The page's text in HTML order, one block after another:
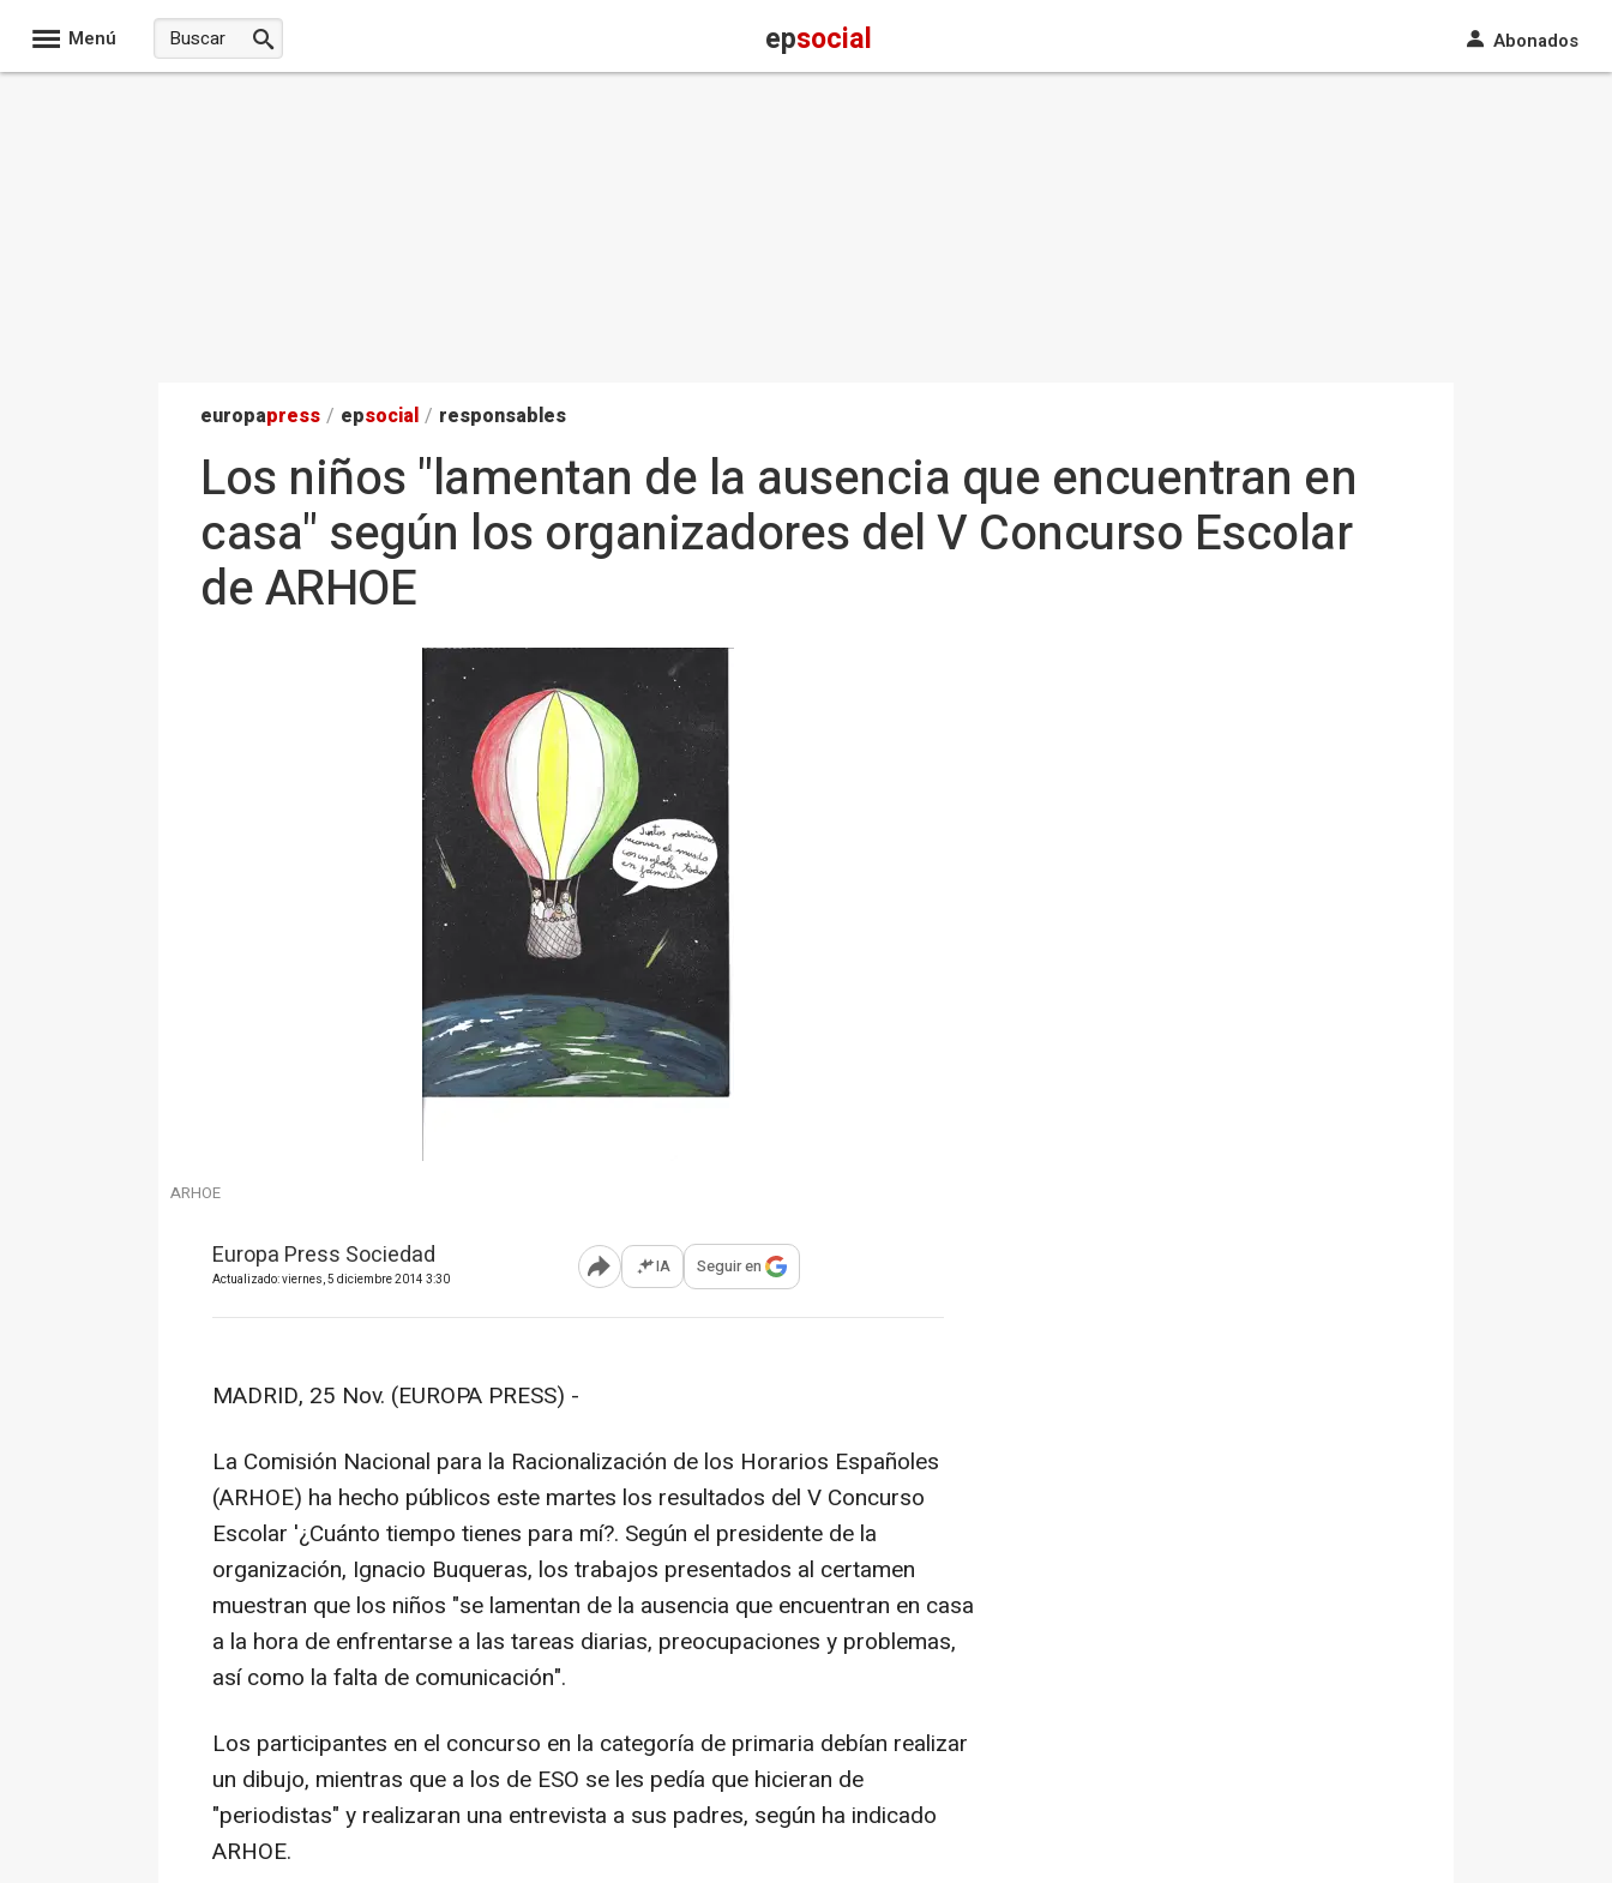
Menú epsocial Abonados
europapress / epsocial / responsables
Los niños "lamentan de la ausencia que encuentran en
casa" según los organizadores del V Concurso Escolar
de ARHOE
ARHOE
Europa Press Sociedad
Actualizado: viernes, 5 diciembre 2014 3:30 Abrir opciones para compartir
IA Seguir en
MADRID, 25 Nov. (EUROPA PRESS) -
La Comisión Nacional para la Racionalización de los Horarios Españoles
(ARHOE) ha hecho públicos este martes los resultados del V Concurso
Escolar '¿Cuánto tiempo tienes para mí?. Según el presidente de la
organización, Ignacio Buqueras, los trabajos presentados al certamen
muestran que los niños "se lamentan de la ausencia que encuentran en casa
a la hora de enfrentarse a las tareas diarias, preocupaciones y problemas,
así como la falta de comunicación".
Los participantes en el concurso en la categoría de primaria debían realizar
un dibujo, mientras que a los de ESO se les pedía que hicieran de
"periodistas" y realizaran una entrevista a sus padres, según ha indicado
ARHOE.